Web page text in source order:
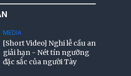
MEDIA
[Short Video] Nghi lễ cầu an
giải hạn - Nét tín ngưỡng
đặc sắc của người Tày